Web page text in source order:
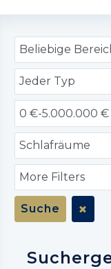
Beliebige
Jeder Typ
0 €-5.000.000 €
Schlafräume
More Filters
Suche